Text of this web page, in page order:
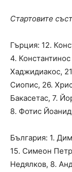
Стартовите
Гърция: 12.
4.
Хаджидиакос,
Сиопис, 26.
Бакасетас, 7.
8. Фотис
България: 1.
15. Симеон
Недялков, 8.